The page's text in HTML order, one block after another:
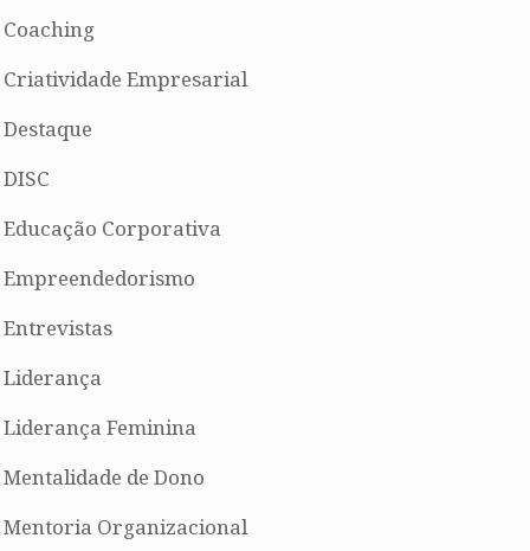
Coaching
Criatividade Empresarial
Destaque
DISC
Educação Corporativa
Empreendedorismo
Entrevistas
Liderança
Liderança Feminina
Mentalidade de Dono
Mentoria Organizacional